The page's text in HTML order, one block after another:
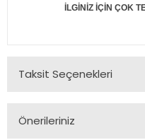
İLGİNİZ İÇİN ÇOK
Taksit Seçenekleri
Önerileriniz